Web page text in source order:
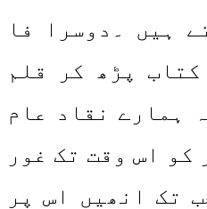
ہیں ۔دوسرا فا
پڑھ کر قلم
ہمارے نقاد عام
کو اس وقت تک غور
تک انھیں اس پر